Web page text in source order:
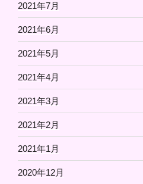
2021年7月
2021年6月
2021年5月
2021年4月
2021年3月
2021年2月
2021年1月
2020年12月